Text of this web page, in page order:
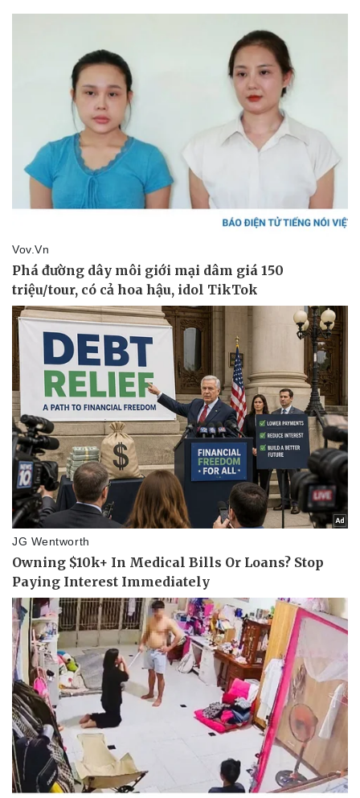
Thể thao
Bóng đá
Lịch thi đấu bóng đá
Thế giới thể thao
eSports
Hậu trường
Ô tô - Xe máy
Ô tô
Tư vấn